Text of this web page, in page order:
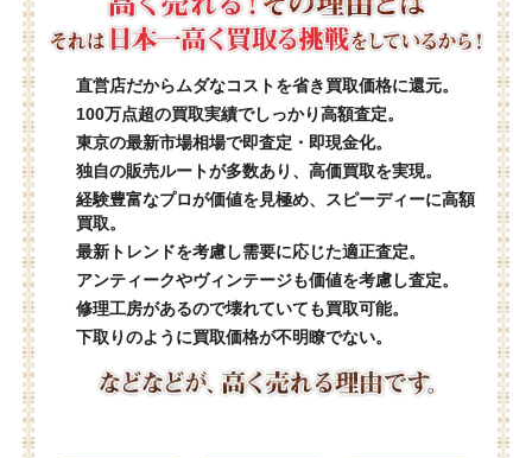
直営店だからムダなコストを省き買取価格に還元。
100万点超の買取実績でしっかり高額査定。
東京の最新市場相場で即査定・即現金化。
独自の販売ルートが多数あり、高価買取を実現。
経験豊富なプロが価値を見極め、スピーディーに高額
買取。
最新トレンドを考慮し需要に応じた適正査定。
アンティークやヴィンテージも価値を考慮し査定。
修理工房があるので壊れていても買取可能。
下取りのように買取価格が不明瞭でない。